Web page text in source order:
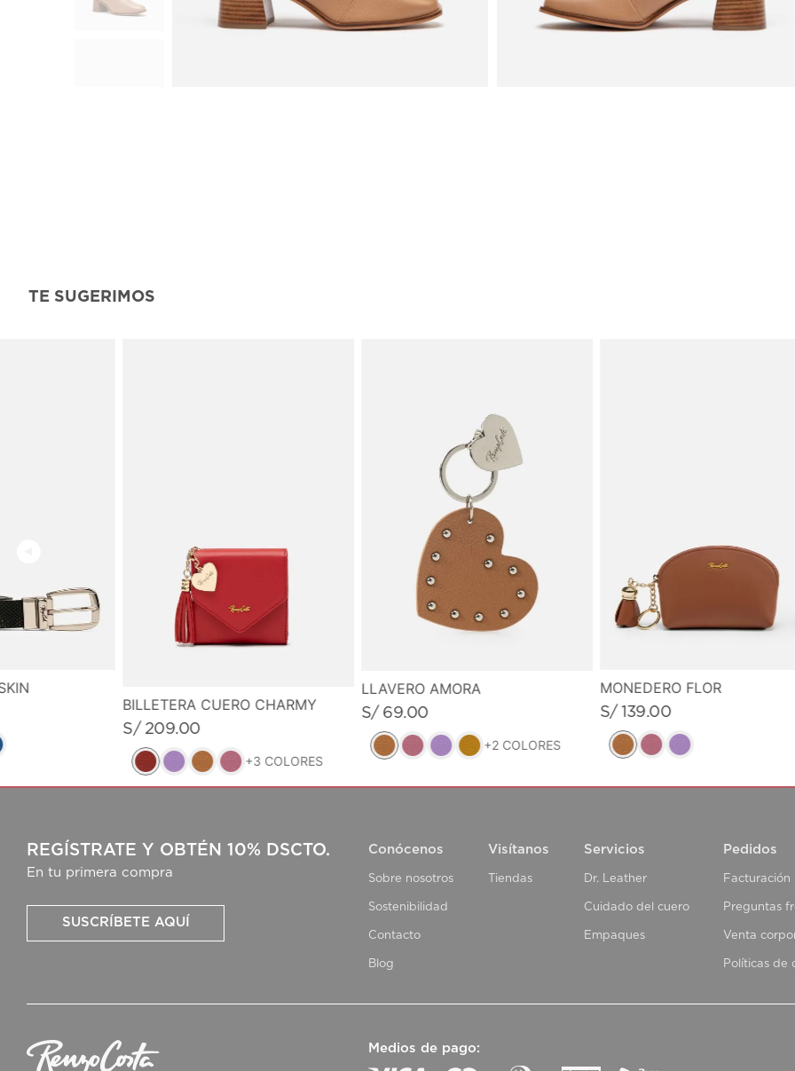
TE SUGERIMOS
BILLETERA CUERO CHARMY
S/ 209.00
+3 COLORES
LLAVERO AMORA
S/ 69.00
+2 COLORES
MONEDERO FLOR
S/ 139.00
REGÍSTRATE Y OBTÉN 10% DSCTO.
En tu primera compra
SUSCRÍBETE AQUÍ
Conócenos
Sobre nosotros
Sostenibilidad
Contacto
Blog
Visítanos
Tiendas
Servicios
Dr. Leather
Cuidado del cuero
Empaques
Pedidos
Facturación
Preguntas
Venta
Políticas de
Medios de pago: